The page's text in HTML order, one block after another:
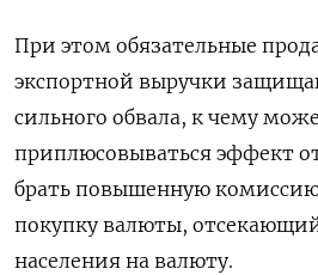
При этом обязательные
экспортной выручки
сильного обвала, к чему
приплюсовываться эффект
брать повышенную
покупку валюты, отсекающий
населения на валюту.